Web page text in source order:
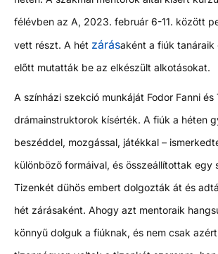
félévben az A, 2023. február 6-11. között
vett részt. A hét zárásaként a fiúk tanáraik
előtt mutatták be az elkészült alkotásokat.
A színházi szekció munkáját Fodor Fanni és
drámainstruktorok kísérték. A fiúk a héten
beszéddel, mozgással, játékkal –
különböző formáival, és összeállítottak egy
Tizenkét dühös embert dolgozták át és
hét zárásaként. Ahogy azt mentoraik
könnyű dolguk a fiúknak, és nem csak